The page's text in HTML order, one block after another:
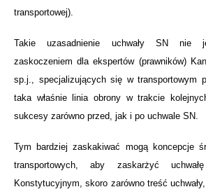
transportowej).
Takie uzasadnienie uchwały SN nie
zaskoczeniem dla ekspertów (prawników)
sp.j., specjalizujących się w transportowym
taka właśnie linia obrony w trakcie
sukcesy zarówno przed, jak i po uchwale SN.
Tym bardziej zaskakiwać mogą koncepcje
transportowych, aby zaskarżyć
Konstytucyjnym, skoro zarówno treść